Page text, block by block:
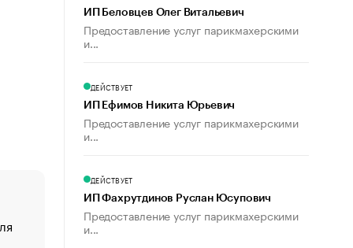
«От спорта тело стареет иначе». Как живет глава
создавшей GTA
ИП Беловцев Олег Витальевич
Предоставление услуг парикмахерскими
и...
ДЕЙСТВУЕТ
ИП Ефимов Никита Юрьевич
Предоставление услуг парикмахерскими
и...
ДЕЙСТВУЕТ
ИП Фахрутдинов Руслан Юсупович
Предоставление услуг парикмахерскими
и...